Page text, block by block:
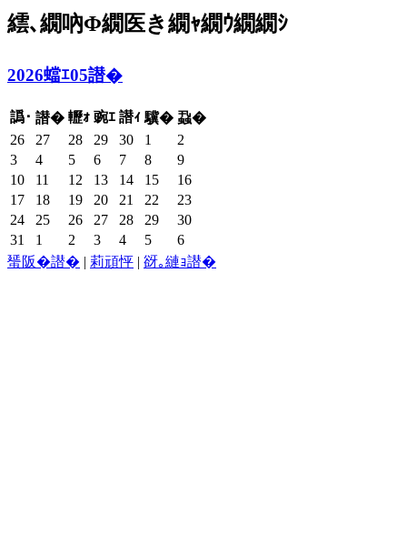
繧､繝吶Φ繝医き繝ｬ繝ｳ繝繝ｼ
2026蟷ｴ05譛�
譌･ 譛� 轣ｫ 豌ｴ 譛ｨ 驥� 蝨�
26
27 28 29 30 1
2
3
4 5 6 7 8
9
10
11 12 13 14 15
16
17
18 19 20 21 22
23
24
25 26 27 28 29
30
31
1 2 3 4 5
6
蜑阪�譛� | 莉頑怦 | 谺｡縺ｮ譛�